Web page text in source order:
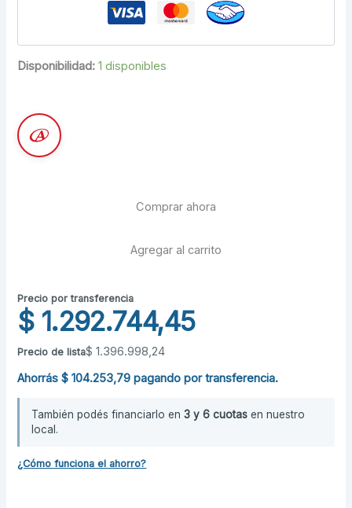
Disponibilidad: 1 disponibles
Comprar ahora
cantidad
Agregar al carrito
Precio por transferencia
$1.292.744,45
Precio de lista$ 1.396.998,24
Ahorrás$ 104.253,79 pagando por transferencia.
También podés financiarlo en3 y 6 cuotas en nuestro
local.
¿Cómo funciona el ahorro?